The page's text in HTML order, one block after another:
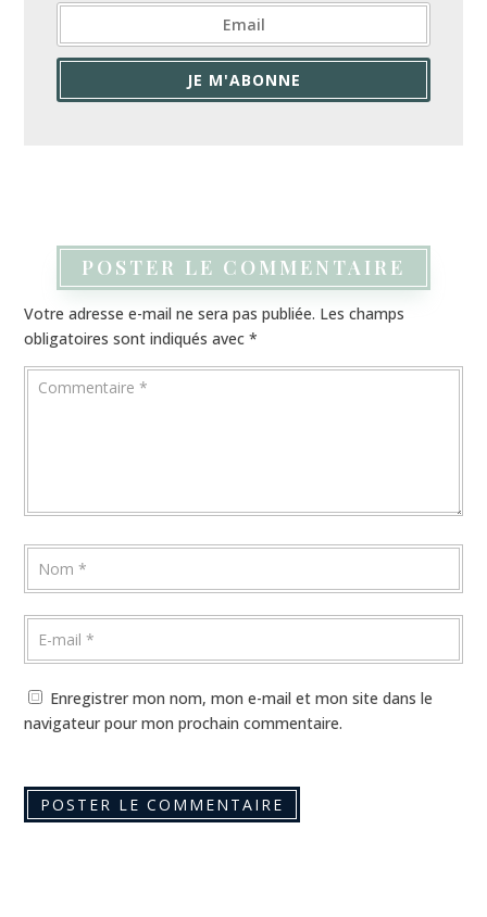
JE M'ABONNE
POSTER LE COMMENTAIRE
Votre adresse e-mail ne sera pas publiée. Les champs
obligatoires sont indiqués avec*
Enregistrer mon nom, mon e-mail et mon site dans le
navigateur pour mon prochain commentaire.